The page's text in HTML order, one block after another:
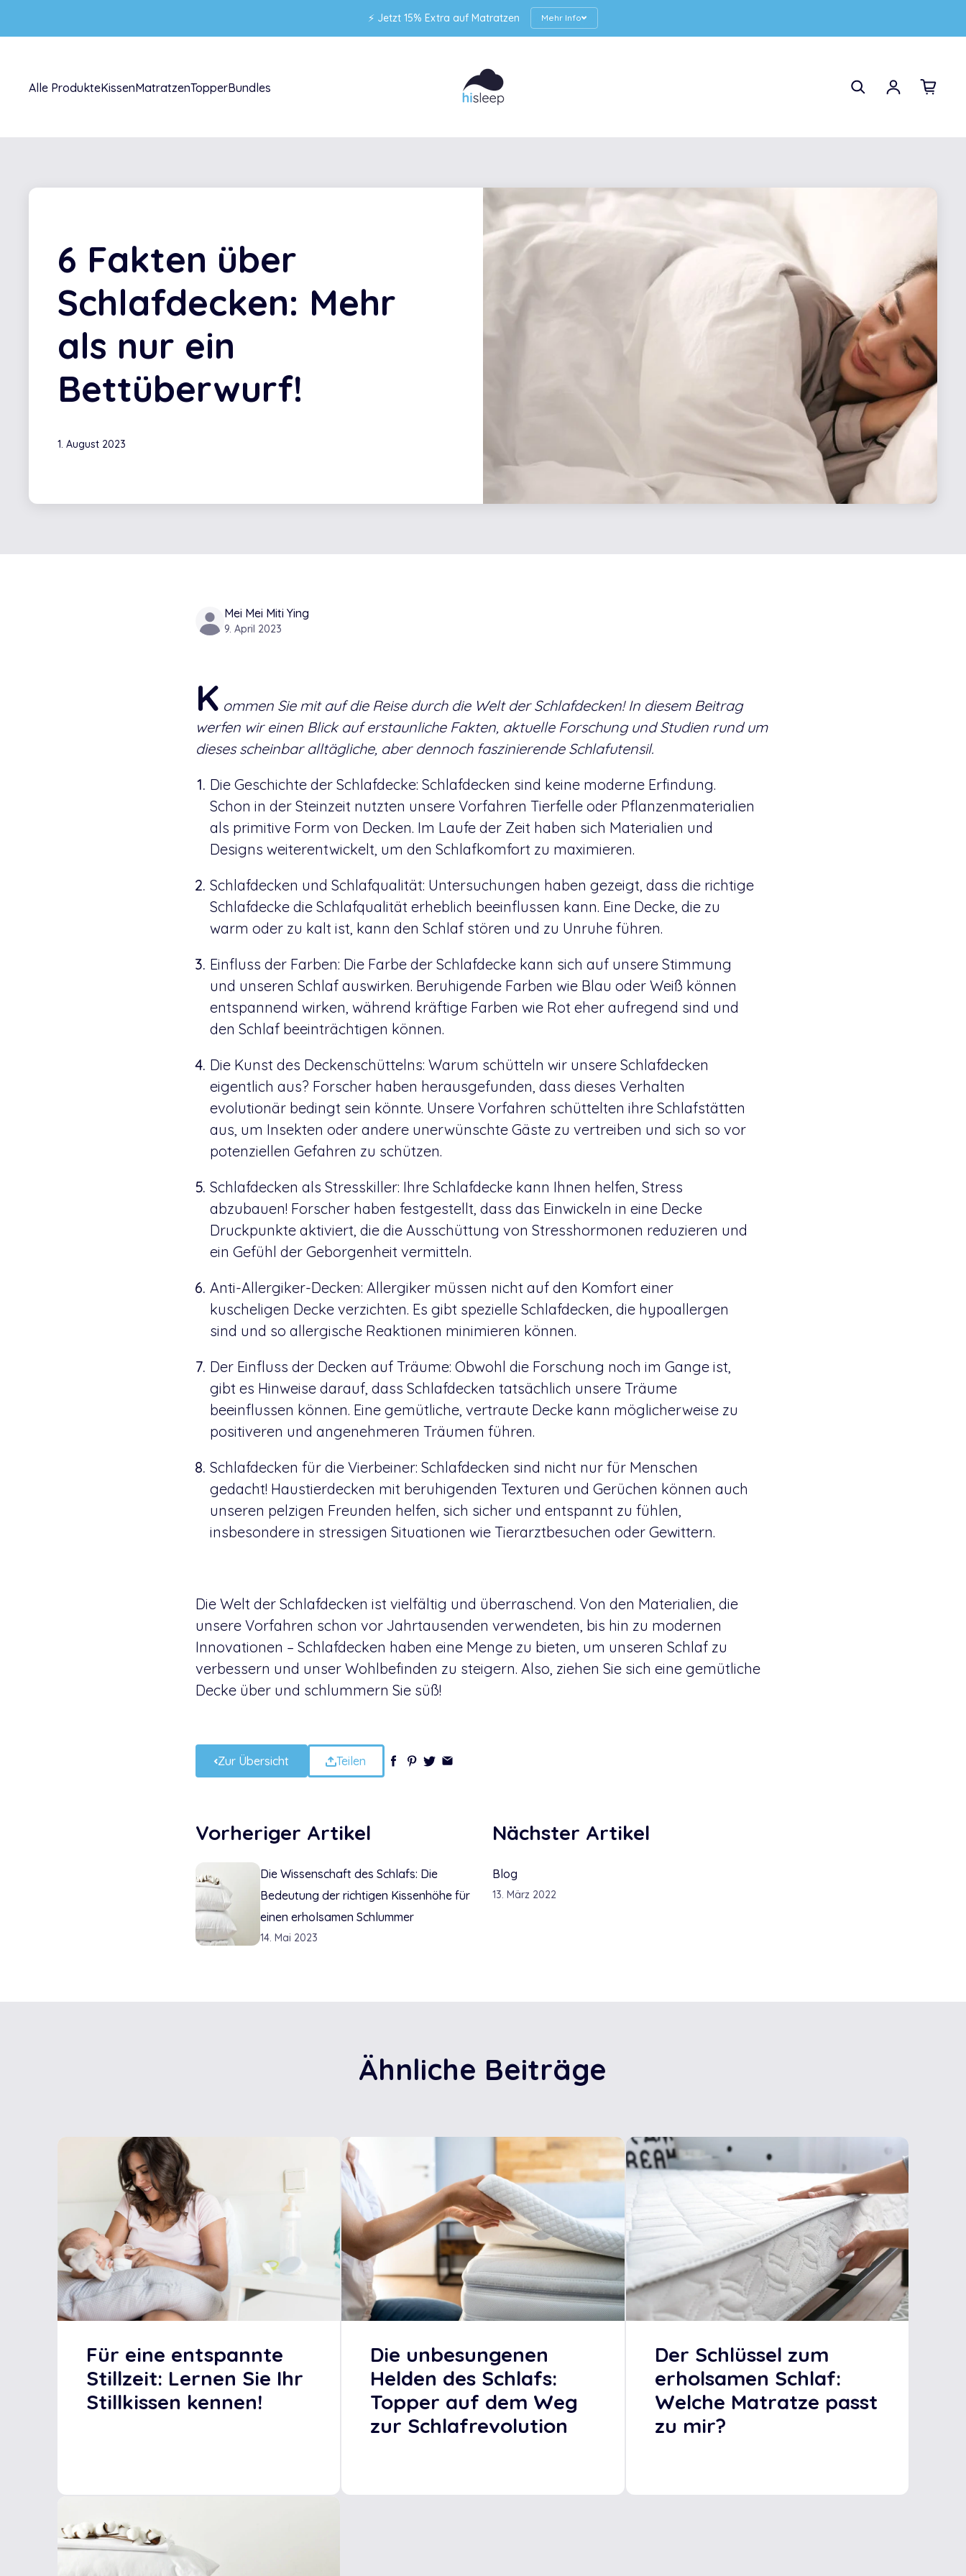
⚡ Jetzt 15% Extra auf Matratzen Mehr Info
Alle ProdukteKissenMatratzenTopperBundles
Einloggen
6 Fakten über
Schlafdecken: Mehr
als nur ein
Bettüberwurf!
1. August 2023
Mei Mei Miti Ying
9. April 2023
K ommen Sie mit auf die Reise durch die Welt der Schlafdecken! In diesem Beitrag
werfen wir einen Blick auf erstaunliche Fakten, aktuelle Forschung und Studien rund um
dieses scheinbar alltägliche, aber dennoch faszinierende Schlafutensil.
Die Geschichte der Schlafdecke: Schlafdecken sind keine moderne Erfindung.
Schon in der Steinzeit nutzten unsere Vorfahren Tierfelle oder Pflanzenmaterialien
als primitive Form von Decken. Im Laufe der Zeit haben sich Materialien und
Designs weiterentwickelt, um den Schlafkomfort zu maximieren.
Schlafdecken und Schlafqualität: Untersuchungen haben gezeigt, dass die richtige
Schlafdecke die Schlafqualität erheblich beeinflussen kann. Eine Decke, die zu
warm oder zu kalt ist, kann den Schlaf stören und zu Unruhe führen.
Einfluss der Farben: Die Farbe der Schlafdecke kann sich auf unsere Stimmung
und unseren Schlaf auswirken. Beruhigende Farben wie Blau oder Weiß können
entspannend wirken, während kräftige Farben wie Rot eher aufregend sind und
den Schlaf beeinträchtigen können.
Die Kunst des Deckenschüttelns: Warum schütteln wir unsere Schlafdecken
eigentlich aus? Forscher haben herausgefunden, dass dieses Verhalten
evolutionär bedingt sein könnte. Unsere Vorfahren schüttelten ihre Schlafstätten
aus, um Insekten oder andere unerwünschte Gäste zu vertreiben und sich so vor
potenziellen Gefahren zu schützen.
Schlafdecken als Stresskiller: Ihre Schlafdecke kann Ihnen helfen, Stress
abzubauen! Forscher haben festgestellt, dass das Einwickeln in eine Decke
Druckpunkte aktiviert, die die Ausschüttung von Stresshormonen reduzieren und
ein Gefühl der Geborgenheit vermitteln.
Anti-Allergiker-Decken: Allergiker müssen nicht auf den Komfort einer
kuscheligen Decke verzichten. Es gibt spezielle Schlafdecken, die hypoallergen
sind und so allergische Reaktionen minimieren können.
Der Einfluss der Decken auf Träume: Obwohl die Forschung noch im Gange ist,
gibt es Hinweise darauf, dass Schlafdecken tatsächlich unsere Träume
beeinflussen können. Eine gemütliche, vertraute Decke kann möglicherweise zu
positiveren und angenehmeren Träumen führen.
Schlafdecken für die Vierbeiner: Schlafdecken sind nicht nur für Menschen
gedacht! Haustierdecken mit beruhigenden Texturen und Gerüchen können auch
unseren pelzigen Freunden helfen, sich sicher und entspannt zu fühlen,
insbesondere in stressigen Situationen wie Tierarztbesuchen oder Gewittern.
Die Welt der Schlafdecken ist vielfältig und überraschend. Von den Materialien, die
unsere Vorfahren schon vor Jahrtausenden verwendeten, bis hin zu modernen
Innovationen – Schlafdecken haben eine Menge zu bieten, um unseren Schlaf zu
verbessern und unser Wohlbefinden zu steigern. Also, ziehen Sie sich eine gemütliche
Decke über und schlummern Sie süß!
Zur Übersicht Teilen
Vorheriger Artikel
Die Wissenschaft des Schlafs: Die
Bedeutung der richtigen Kissenhöhe für
einen erholsamen Schlummer
14. Mai 2023
Nächster Artikel
Blog
13. März 2022
Ähnliche Beiträge
Für eine entspannte
Stillzeit: Lernen Sie Ihr
Stillkissen kennen!
Die unbesungenen
Helden des Schlafs:
Topper auf dem Weg
zur Schlafrevolution
Der Schlüssel zum
erholsamen Schlaf:
Welche Matratze passt
zu mir?